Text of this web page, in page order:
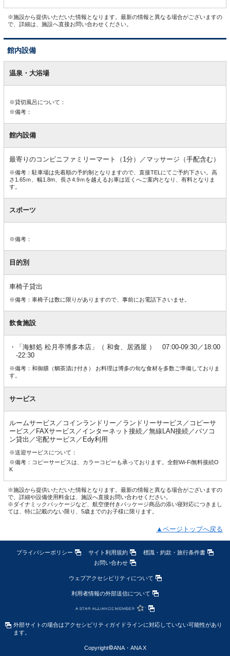
※施設から提供いただいた情報となります。最新の情報と異なる場合がございますの
で、詳細は、施設へ直接お問い合わせください。
館内設備
内温泉・大浴場
※貸切風呂について：
※備考：
館内設備
最寄りのコンビニファミリーマート（1分）／マッサージ（手配含む）
※備考：駐車場は先着順の予約制となりますので、直接TELにてご予約下さい。高
さ1.65ｍ、幅1.8m、長さ4.9ｍを越えるお車は近くへご案内となり、有料となりま
す。
スポーツ
※備考：
目的別
車椅子貸出
※備考：車椅子は数に限りがありますので、事前にお電話下さいませ。
飲食施設
「海鮮処 松月亭博多本店」（ 和食、居酒屋 ） 07:00-09:30／18:00
-22:30
※備考：和御膳（鯛茶漬け付き） お料理は博多の旬な食材を多数ご準備しておりま
す。
サービス
ルームサービス／コインランドリー／ランドリーサービス／コピーサ
ービス／FAXサービス／インターネット接続／無線LAN接続／パソコ
ン貸出／宅配サービス／Edy利用
※送迎サービスについて：
※備考：コピーサービスは、カラーコピーも承っております。全館Wi-Fi無料接続O
K
※施設から提供いただいた情報となります。最新の情報と異なる場合がございますの
で、詳細や設備使用料金は、施設へ直接お問い合わせください。
※ダイナミックパッケージなど、航空便付きパッケージ商品の添い寝対応につきまし
ては、特に記載のない限り、5歳までのお子様に限ります。
▲ページトップへ戻る
プライバシーポリシー サイト利用規約
標識・約款・旅行条件書
お問い合わせ
ウェブアクセシビリティについて
利用者情報の外部送信について
外部サイトの場合はアクセシビリティガイドラインに対応していない可能性があり
ます。
Copyright©ANA・ANA X